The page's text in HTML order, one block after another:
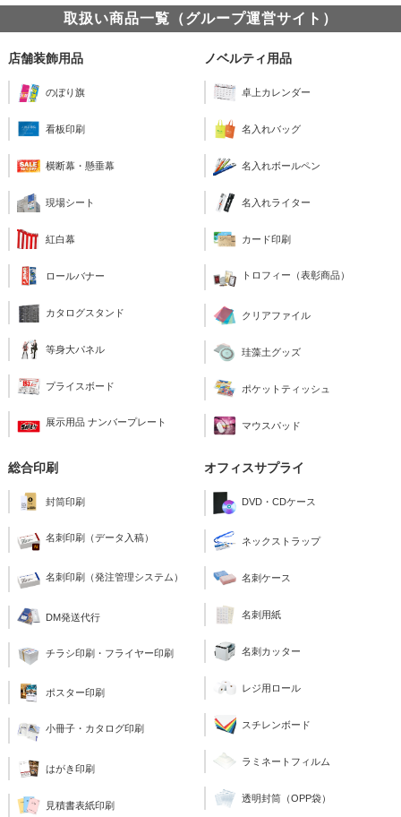
取扱い商品一覧（グループ運営サイト）
店舗装飾用品
のぼり旗
看板印刷
横断幕・懸垂幕
現場シート
紅白幕
ロールバナー
カタログスタンド
等身大パネル
プライスボード
展示用品 ナンバープレート
ノベルティ用品
卓上カレンダー
名入れバッグ
名入れボールペン
名入れライター
カード印刷
トロフィー（表彰商品）
クリアファイル
珪藻土グッズ
ポケットティッシュ
マウスパッド
総合印刷
封筒印刷
名刺印刷（データ入稿）
名刺印刷（発注管理システム）
DM発送代行
チラシ印刷・フライヤー印刷
ポスター印刷
小冊子・カタログ印刷
はがき印刷
見積書表紙印刷
オフィスサプライ
DVD・CDケース
ネックストラップ
名刺ケース
名刺用紙
名刺カッター
レジ用ロール
スチレンボード
ラミネートフィルム
透明封筒（OPP袋）